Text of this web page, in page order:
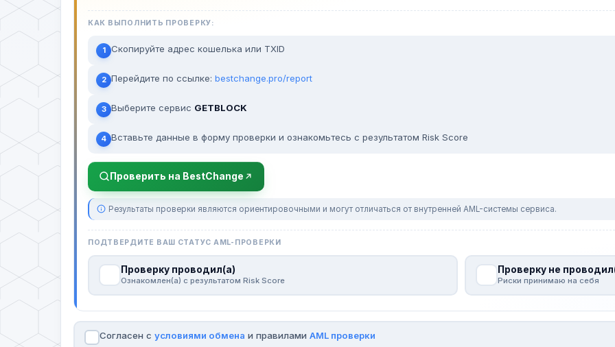
КАК ВЫПОЛНИТЬ ПРОВЕРКУ:
1 Скопируйте адрес кошелька или TXID
2 Перейдите по ссылке: bestchange.pro/report
3 Выберите сервис GETBLOCK
4 Вставьте данные в форму проверки и ознакомьтесь с результатом Risk Score
Проверить на BestChange
Результаты проверки являются ориентировочными и могут отличаться от внутренней AML-системы сервиса.
ПОДТВЕРДИТЕ ВАШ СТАТУС AML-ПРОВЕРКИ
Проверку проводил(а)
Ознакомлен(а) с результатом Risk Score
Проверку не
Риски принимаю на себя
Согласен с условиями обмена и правилами AML проверки